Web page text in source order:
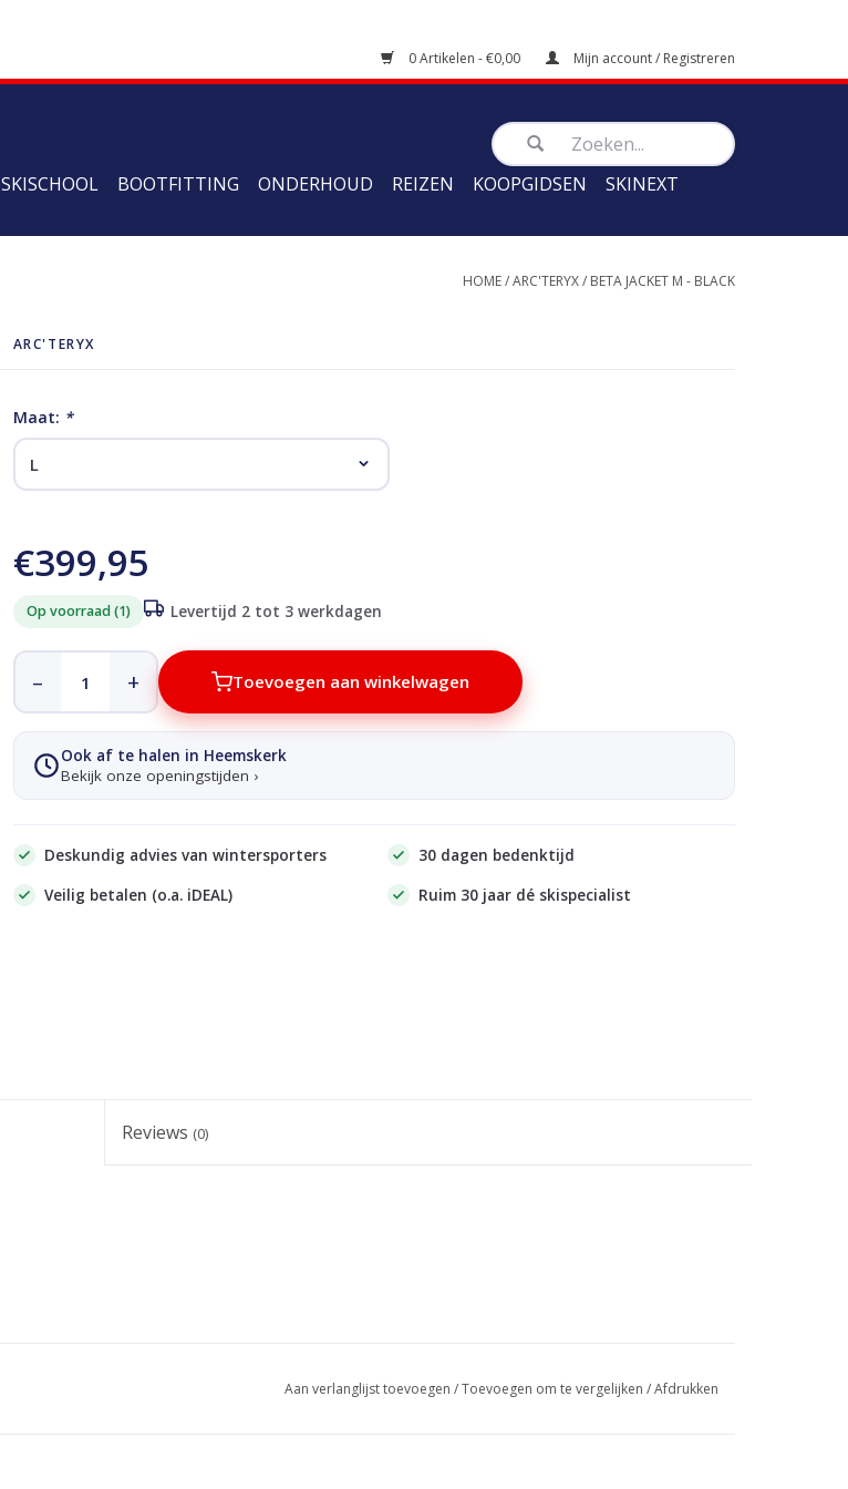
0 Artikelen - €0,00 Mijn account / Registreren
SKISCHOOL BOOTFITTING ONDERHOUD REIZEN KOOPGIDSEN SKINEXT
HOME/ARC'TERYX/ BETA JACKET M - BLACK
ARC'TERYX
Maat: *
€399,95
Op voorraad (1) Levertijd 2 tot 3 werkdagen
– + Toevoegen aan winkelwagen
Ook af te halen in Heemskerk
Bekijk onze openingstijden ›
Deskundig advies van wintersporters
30 dagen bedenktijd
Veilig betalen (o.a. iDEAL)
Ruim 30 jaar dé skispecialist
Reviews (0)
Aan verlanglijst toevoegen /Toevoegen om te vergelijken /Afdrukken